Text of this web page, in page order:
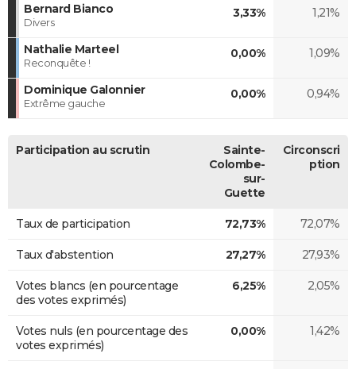
Bernard Bianco
Divers
3,33% 1,21%
Nathalie Marteel
Reconquête !
0,00% 1,09%
Dominique Galonnier
Extrême gauche
0,00% 0,94%
Participation au scrutin
Sainte-
Colombe-
sur-
Guette
Circonscri
ption
Taux de participation 72,73% 72,07%
Taux d'abstention 27,27% 27,93%
Votes blancs (en pourcentage
des votes exprimés)
6,25% 2,05%
Votes nuls (en pourcentage des
votes exprimés)
0,00% 1,42%